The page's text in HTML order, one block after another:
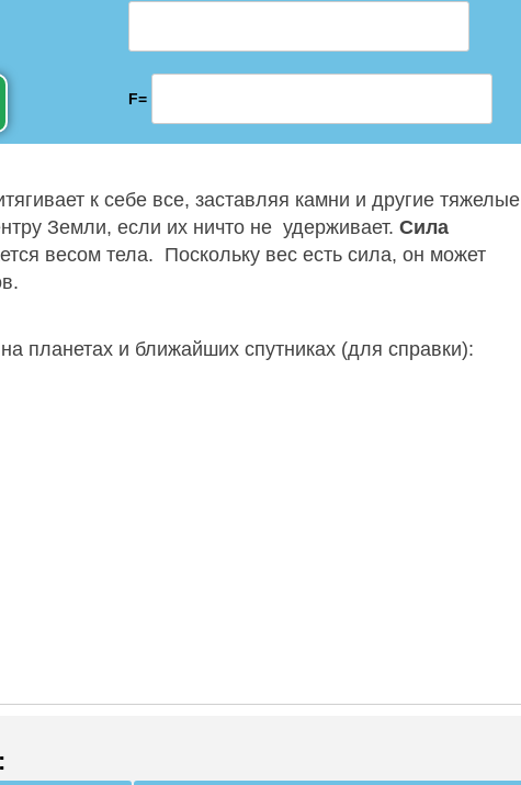
F=
к себе все, заставляя камни и другие тяжелые
Земли, если их ничто не удерживает. Сила
весом тела. Поскольку вес есть сила, он может
планетах и ближайших спутниках (для справки):